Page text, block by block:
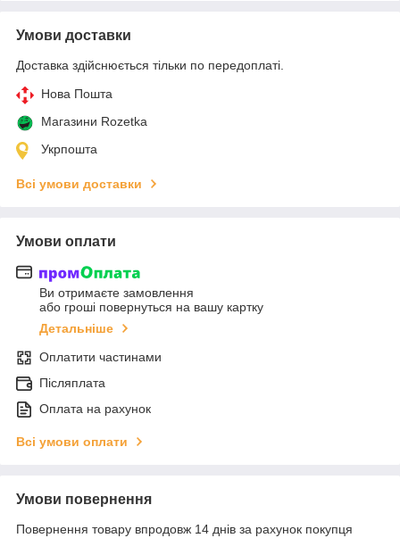
Умови доставки
Доставка здійснюється тільки по передоплаті.
Нова Пошта
Магазини Rozetka
Укрпошта
Всі умови доставки
Умови оплати
Ви отримаєте замовлення
або гроші повернуться на вашу картку
Детальніше
Оплатити частинами
Післяплата
Оплата на рахунок
Всі умови оплати
Умови повернення
Повернення товару впродовж 14 днів за рахунок покупця